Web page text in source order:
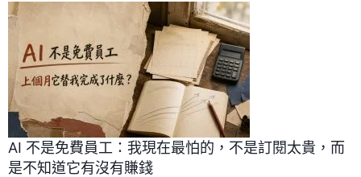
AI 不是免費員工：我現在最怕的，不是訂閱太貴，而
是不知道它有沒有賺錢